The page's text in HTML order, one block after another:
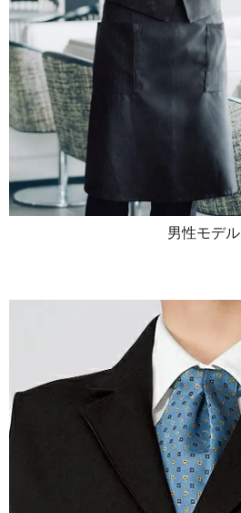
男性モデル